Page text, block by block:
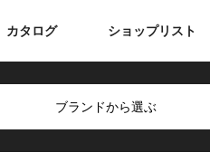
カタログ ショップリスト
ブランドから選ぶ